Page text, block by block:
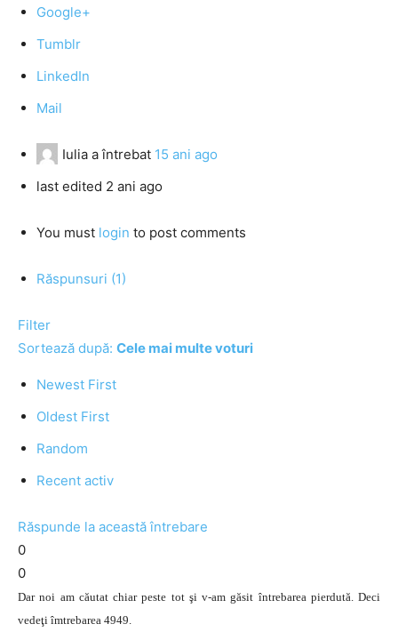
Google+
Tumblr
LinkedIn
Mail
Iulia a întrebat 15 ani ago
last edited 2 ani ago
You must login to post comments
Răspunsuri (1)
Filter
Sortează după: Cele mai multe voturi
Newest First
Oldest First
Random
Recent activ
Răspunde la această întrebare
0
0
Dar noi am căutat chiar peste tot şi v-am găsit întrebarea pierdută. Deci
vedeţi îmtrebarea 4949.